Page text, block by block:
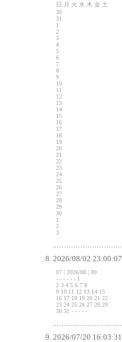
日 月 火 水 木 金 土
30
31
1
2
3
4
5
6
7
8
9
10
11
12
13
14
15
16
17
18
19
20
21
22
23
24
25
26
27
28
29
30
1
2
3
2026/08/02 23:00:07
07 | 2026/08 | 09
- - - - - - 1
2 3 4 5 6 7 8
9 10 11 12 13 14 15
16 17 18 19 20 21 22
23 24 25 26 27 28 29
30 31 - - - - -
2026/07/20 16:03:31